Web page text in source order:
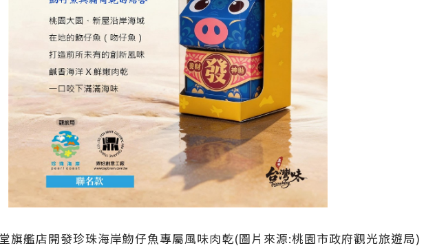
艦店開發珍珠海岸魩仔魚專屬風味肉乾(圖片來源:桃園市政府觀光旅遊局)